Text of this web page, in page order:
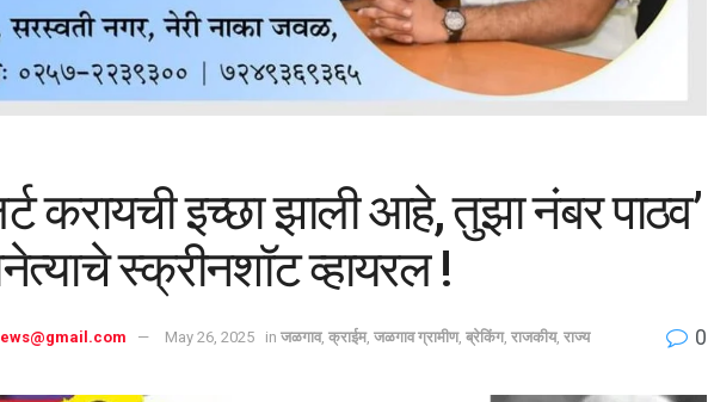
करायची इच्छा झाली आहे, तुझा नंबर पाठव’
स्क्रीनशॉट व्हायरल !
May 26, 2025 in जळगाव, क्राईम, जळगाव ग्रामीण, ब्रेकिंग, राजकीय, राज्य 0